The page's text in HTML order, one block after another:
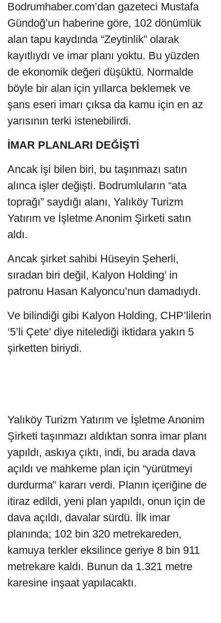
Bodrumhaber.com’dan gazeteci Mustafa
Gündoğ’un haberine göre, 102 dönümlük
alan tapu kaydında “Zeytinlik” olarak
kayıtlıydı ve imar planı yoktu. Bu yüzden
de ekonomik değeri düşüktü. Normalde
böyle bir alan için yıllarca beklemek ve
şans eseri imarı çıksa da kamu için en az
yarısının terki istenebilirdi.
İMAR PLANLARI DEĞİŞTİ
Ancak işi bilen biri, bu taşınmazı satın
alınca işler değişti. Bodrumluların “ata
toprağı” saydığı alanı, Yalıköy Turizm
Yatırım ve İşletme Anonim Şirketi satın
aldı.
Ancak şirket sahibi Hüseyin Şeherli,
sıradan biri değil, Kalyon Holding’ in
patronu Hasan Kalyoncu’nun damadıydı.
Ve bilindiği gibi Kalyon Holding, CHP’lilerin
‘5’li Çete’ diye nitelediği iktidara yakın 5
şirketten biriydi.
Yalıköy Turizm Yatırım ve İşletme Anonim
Şirketi taşınmazı aldıktan sonra imar planı
yapıldı, askıya çıktı, indi, bu arada dava
açıldı ve mahkeme plan için “yürütmeyi
durdurma” kararı verdi. Planın içeriğine de
itiraz edildi, yeni plan yapıldı, onun için de
dava açıldı, davalar sürdü. İlk imar
planında; 102 bin 320 metrekareden,
kamuya terkler eksilince geriye 8 bin 911
metrekare kaldı. Bunun da 1.321 metre
karesine inşaat yapılacaktı.